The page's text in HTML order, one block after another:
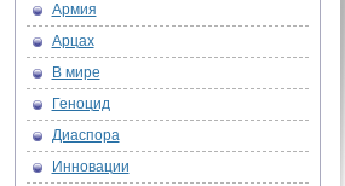
Армия
Арцах
В мире
Геноцид
Диаспора
Инновации